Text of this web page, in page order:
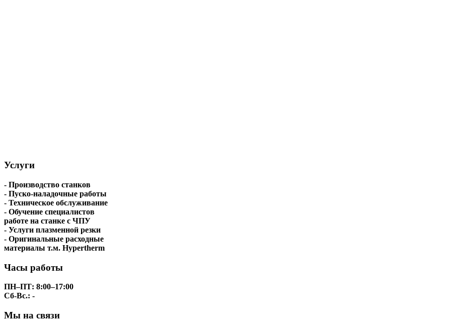
Услуги
- Производство станков
- Пуско-наладочные работы
- Техническое обслуживание
- Обучение специалистов
работе на станке с ЧПУ
- Услуги плазменной резки
- Оригинальные расходные
материалы т.м. Hypertherm
Часы работы
ПН–ПТ: 8:00–17:00
Сб-Вс.: -
Мы на связи